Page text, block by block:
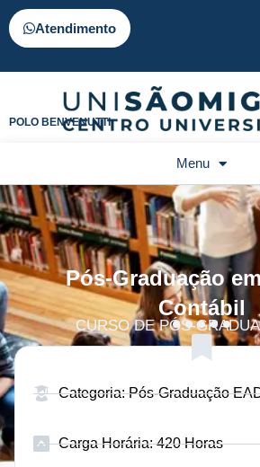
Atendimento
POLO BENVENUTTI
Menu
Pós-Graduação
Contábil
CURSO DE PÓS-
Categoria: Pós-Graduação
Carga Horária: 420 Horas